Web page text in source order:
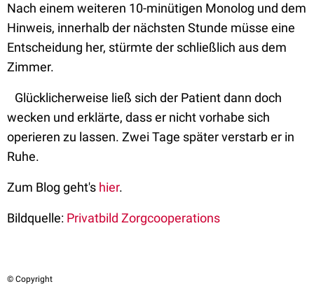
Nach einem weiteren 10-minütigen Monolog und dem
Hinweis, innerhalb der nächsten Stunde müsse eine
Entscheidung her, stürmte der schließlich aus dem
Zimmer.
Glücklicherweise ließ sich der Patient dann doch
wecken und erklärte, dass er nicht vorhabe sich
operieren zu lassen. Zwei Tage später verstarb er in
Ruhe.
Zum Blog geht's hier.
Bildquelle: Privatbild Zorgcooperations
© Copyright